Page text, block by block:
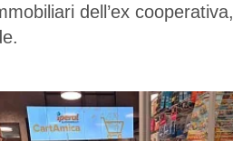
dell’ex cooperativa,